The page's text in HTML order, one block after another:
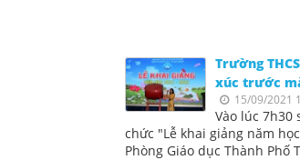
Trường
xúc trước
15/09/2021
Vào lúc 7h30
chức "Lễ khai giảng năm
Phòng Giáo dục Thành